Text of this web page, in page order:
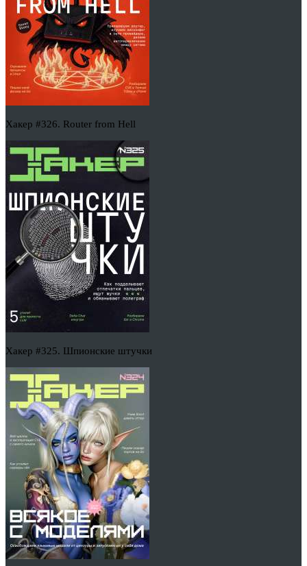
Хакер #326. Router from Hell
Хакер #325. Шпионские штучки